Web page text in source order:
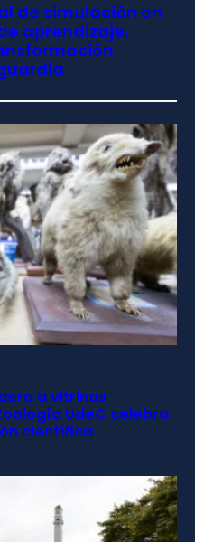
de simulación en
aprendizaje,
a vitrinas
UdeC celebra
científica